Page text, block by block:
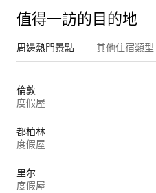
值得一訪的目的地
周邊熱門景點 其他住宿類型
倫敦
度假屋
都柏林
度假屋
里尔
度假屋